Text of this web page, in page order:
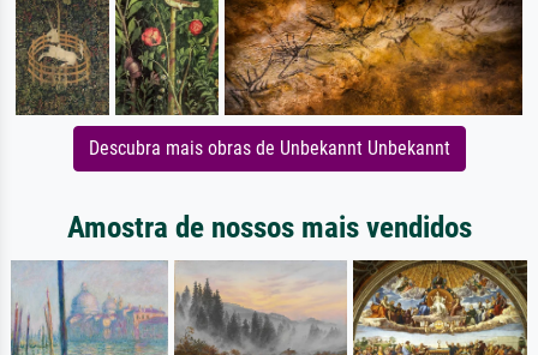
Descubra mais obras de Unbekannt Unbekannt
Amostra de nossos mais vendidos